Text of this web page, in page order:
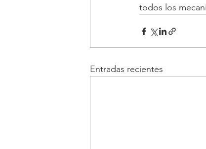
todos los
Entradas recientes